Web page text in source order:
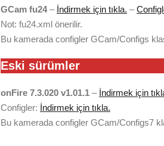
GCam fu24– İndirmek için tıkla. –
Not: fu24.xml önerilir.
Bu kamerada configler GCam/Configs
Eski sürümler
onFire 7.3.020 v1.01.1 – İndirmek için
Configler: İndirmek için tıkla.
Bu kamerada configler GCam/Configs7